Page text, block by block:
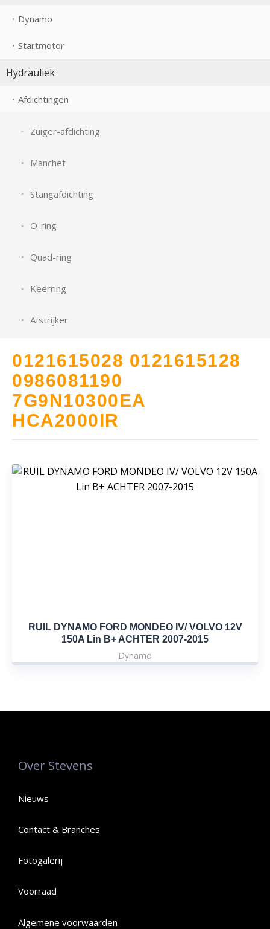
Dynamo
Startmotor
Hydrauliek
Afdichtingen
Zuiger-afdichting
Manchet
Stangafdichting
O-ring
Quad-ring
Keerring
Afstrijker
0121615028 0121615128
0986081190
7G9N10300EA
HCA2000IR
RUIL DYNAMO FORD MONDEO IV/ VOLVO 12V
150A Lin B+ ACHTER 2007-2015
Dynamo
Over Stevens
Nieuws
Contact & Branches
Fotogalerij
Voorraad
Algemene voorwaarden